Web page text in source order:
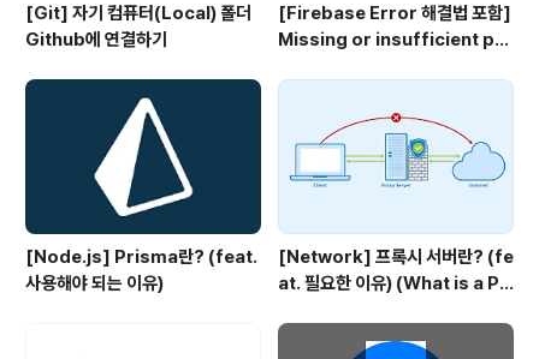
[Git] 자기 컴퓨터(Local) 폴더
Github에 연결하기
[Firebase Error 해결법 포함]
Missing or insufficient per
[Node.js] Prisma란? (feat.
사용해야 되는 이유)
[Network] 프록시 서버란? (fe
at. 필요한 이유) (What is a Pr